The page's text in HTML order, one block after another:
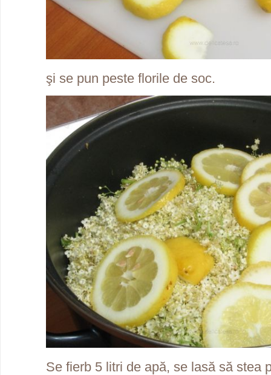
şi se pun peste florile de soc.
Se fierb 5 litri de apă, se lasă să stea